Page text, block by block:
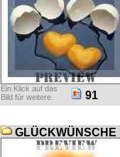
Ein Klick auf das
Bild für weitere.
91
GLÜCKWÜNSCHE